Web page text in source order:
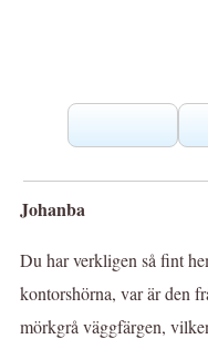
Johanba
Du har verkligen så fint
kontorshörna, var är den
mörkgrå väggfärgen,